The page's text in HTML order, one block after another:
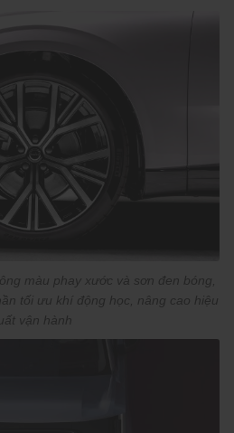
màu phay xước và sơn đen bóng,
tối ưu khí động học, nâng cao hiệu
vận hành